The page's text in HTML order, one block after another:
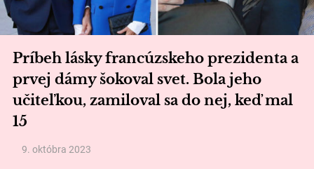
Príbeh lásky francúzskeho prezidenta a
prvej dámy šokoval svet. Bola jeho
učiteľkou, zamiloval sa do nej, keď mal
15
9. októbra 2023